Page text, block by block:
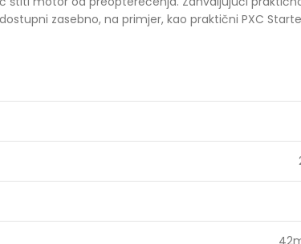
zasebno, na primjer, kao praktični PXC